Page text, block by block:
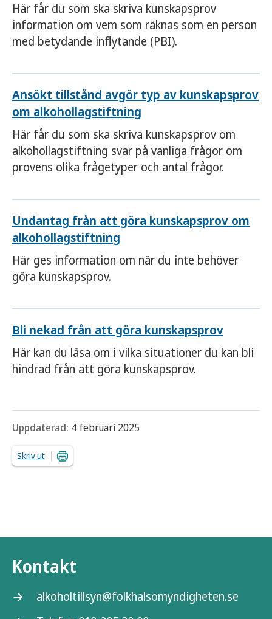
Här får du som ska skriva kunskapsprov
information om vem som räknas som en person
med betydande inflytande (PBI).
Ansökt tillstånd avgör typ av kunskapsprov
om alkohollagstiftning
Här får du som ska skriva kunskapsprov om
alkohollagstiftning svar på vanliga frågor om
provens olika frågetyper och antal frågor.
Undantag från att göra kunskapsprov om
alkohollagstiftning
Här ges information om när du inte behöver
göra kunskapsprov.
Bli nekad från att göra kunskapsprov
Här kan du läsa om i vilka situationer du kan bli
hindrad från att göra kunskapsprov.
Uppdaterad: 4 februari 2025
Skriv ut
Kontakt
alkoholtillsyn@folkhalsomyndigheten.se